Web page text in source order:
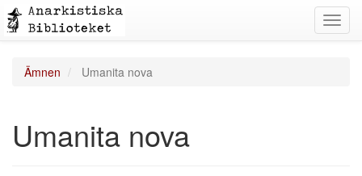
Ämnen Umanita nova
Umanita nova